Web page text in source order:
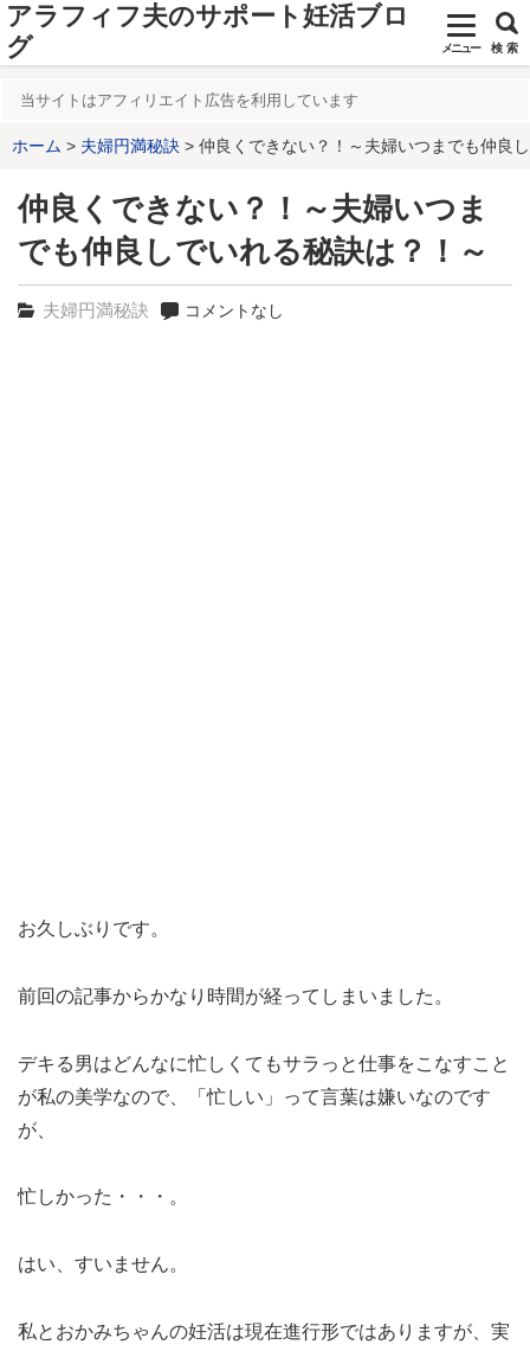
アラフィフ夫のサポート妊活ブロ
グ
メニュー 検 索
当サイトはアフィリエイト広告を利用しています
ホーム 夫婦円満秘訣 仲良くできない？！～夫婦いつまでも仲良
仲良くできない？！～夫婦いつま
でも仲良しでいれる秘訣は？！～
夫婦円満秘訣 コメントなし
お久しぶりです。
前回の記事からかなり時間が経ってしまいました。
デキる男はどんなに忙しくてもサラっと仕事をこなすこと
が私の美学なので、「忙しい」って言葉は嫌いなのです
が、
忙しかった・・・。
はい、すいません。
私とおかみちゃんの妊活は現在進行形ではありますが、実